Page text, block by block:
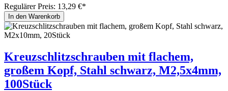
Regulärer Preis: 13,29 €*
In den Warenkorb
Kreuzschlitzschrauben mit flachem,
großem Kopf, Stahl schwarz, M2,5x4mm,
100Stück